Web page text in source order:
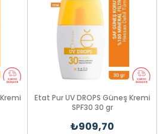
Etat Pur UV DROPS Güneş Kremi
SPF30 30 gr
₺909,70